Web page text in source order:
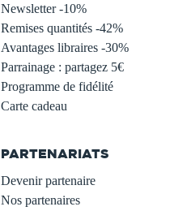
Newsletter -10%
Remises quantités -42%
Avantages libraires -30%
Parrainage : partagez 5€
Programme de fidélité
Carte cadeau
PARTENARIATS
Devenir partenaire
Nos partenaires